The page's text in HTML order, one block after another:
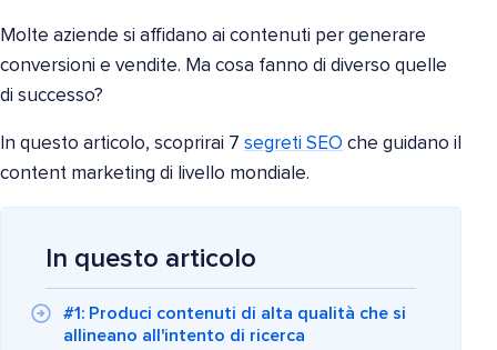
Molte aziende si affidano ai contenuti per generare
conversioni e vendite. Ma cosa fanno di diverso quelle
di successo?
In questo articolo, scoprirai 7 segreti SEO che guidano il
content marketing di livello mondiale.
In questo articolo
#1: Produci contenuti di alta qualità che si
allineano all'intento di ricerca